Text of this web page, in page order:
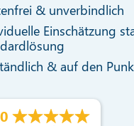
& unverbindlich
Einschätzung
& auf den